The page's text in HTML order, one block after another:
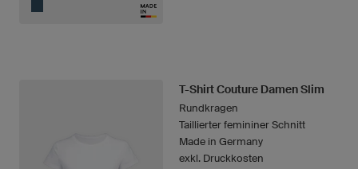
T-Shirt Couture Damen Slim
Rundkragen
Taillierter femininer Schnitt
Made in Germany
exkl. Druckkosten